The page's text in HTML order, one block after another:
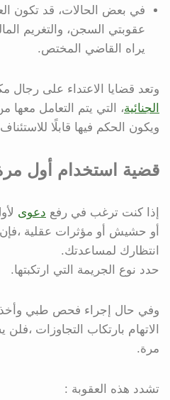
في بعض الحالات، قد تكون
عقوبتي السجن، والتغريم
يراه القاضي المختص.
وتعد قضايا الاعتداء على رجال
الجنائية، التي يتم التعامل معها
ويكون الحكم فيها قابلًا
قضية استخدام أول
إذا كنت ترغب في رفع دعوى
أو حشيش أو مؤثرات عقلية
انتظارك لمساعدتك.
حدد نوع الجريمة التي ارتكبتها.
وفي حال إجراء فحص طبي وأخذ
الاتهام بارتكاب التجاوزات
مرة.
تشدد هذه العقوبة :